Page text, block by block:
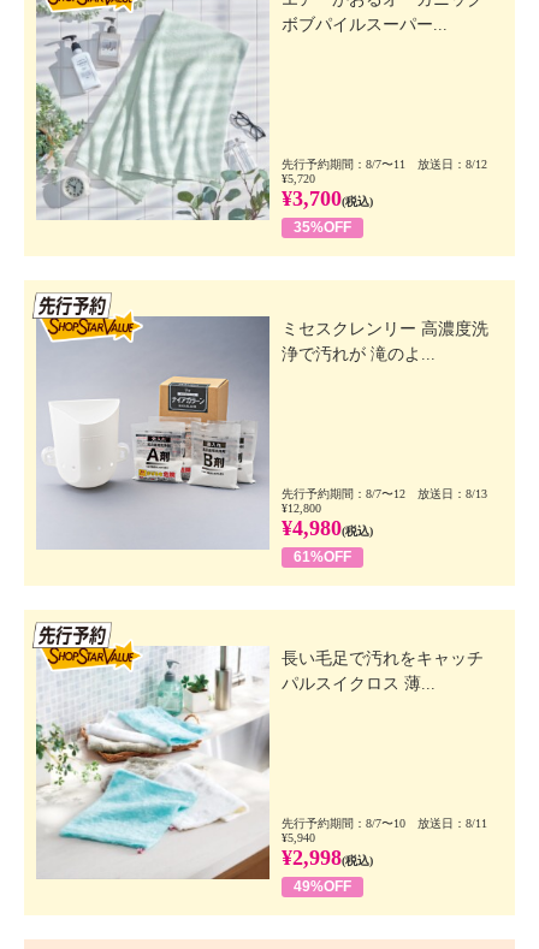
ボブパイルスーパー...
先行予約期間：8/7〜11 放送日：8/12
¥5,720
¥3,700(税込)
35%OFF
ミセスクレンリー 高濃度洗
浄で汚れが 滝のよ...
先行予約期間：8/7〜12 放送日：8/13
¥12,800
¥4,980(税込)
61%OFF
長い毛足で汚れをキャッチ
パルスイクロス 薄...
先行予約期間：8/7〜10 放送日：8/11
¥5,940
¥2,998(税込)
49%OFF